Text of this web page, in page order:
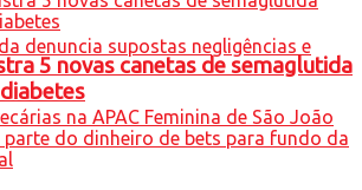
5 novas canetas de semaglutida